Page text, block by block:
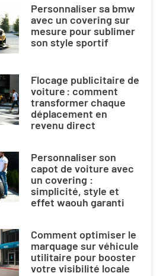
Personnaliser sa bmw
avec un covering sur
mesure pour sublimer
son style sportif
Flocage publicitaire de
voiture : comment
transformer chaque
déplacement en
revenu direct
Personnaliser son
capot de voiture avec
un covering :
simplicité, style et
effet waouh garanti
Comment optimiser le
marquage sur véhicule
utilitaire pour booster
votre visibilité locale